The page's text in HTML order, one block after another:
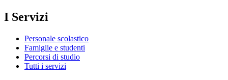
I Servizi
Personale scolastico
Famiglie e studenti
Percorsi di studio
Tutti i servizi